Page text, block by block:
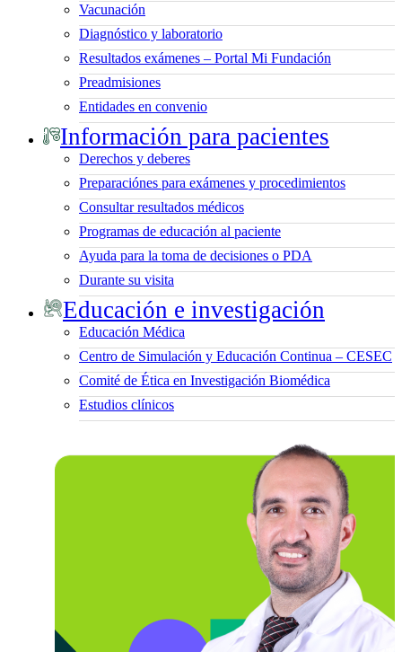
Vacunación
Diagnóstico y laboratorio
Resultados exámenes – Portal Mi Fundación
Preadmisiones
Entidades en convenio
Información para pacientes
Derechos y deberes
Preparaciónes para exámenes y procedimientos
Consultar resultados médicos
Programas de educación al paciente
Ayuda para la toma de decisiones o PDA
Durante su visita
Educación e investigación
Educación Médica
Centro de Simulación y Educación Continua – CESEC
Comité de Ética en Investigación Biomédica
Estudios clínicos